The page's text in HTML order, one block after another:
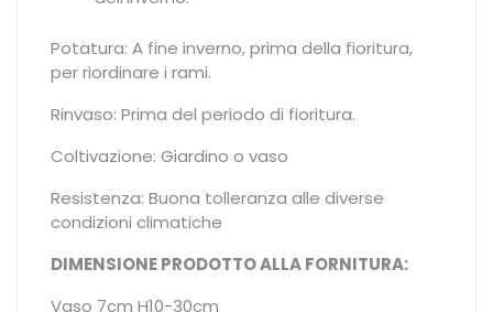
Potatura: A fine inverno, prima della fioritura,
per riordinare i rami.
Rinvaso: Prima del periodo di fioritura.
Coltivazione: Giardino o vaso
Resistenza: Buona tolleranza alle diverse
condizioni climatiche
DIMENSIONE PRODOTTO ALLA FORNITURA:
Vaso 7cm H10-30cm